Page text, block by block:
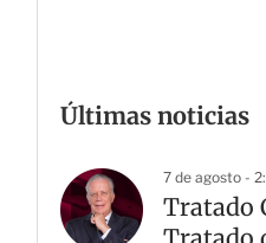
Últimas noticias
7 de agosto -
Tratado